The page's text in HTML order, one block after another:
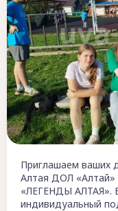
Приглашаем ваших
Алтая ДОЛ «Алтай»
«ЛЕГЕНДЫ АЛТАЯ».
индивидуальный